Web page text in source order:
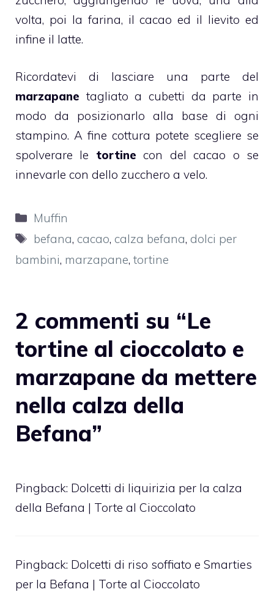
volta, poi la farina, il cacao ed il lievito ed
infine il latte.
Ricordatevi di lasciare una parte del
marzapane tagliato a cubetti da parte in
modo da posizionarlo alla base di ogni
stampino. A fine cottura potete scegliere se
spolverare le tortine con del cacao o se
innevarle con dello zucchero a velo.
Categorie
Muffin
Tag
befana, cacao, calza befana, dolci per
bambini, marzapane, tortine
2 commenti su “Le
tortine al cioccolato e
marzapane da mettere
nella calza della
Befana”
Pingback: Dolcetti di liquirizia per la calza
della Befana | Torte al Cioccolato
Pingback: Dolcetti di riso soffiato e Smarties
per la Befana | Torte al Cioccolato